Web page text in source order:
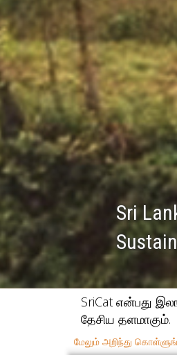
Sri
SriCat என்பது
தேசிய தளமாகும்.
மேலும் அறிந்து